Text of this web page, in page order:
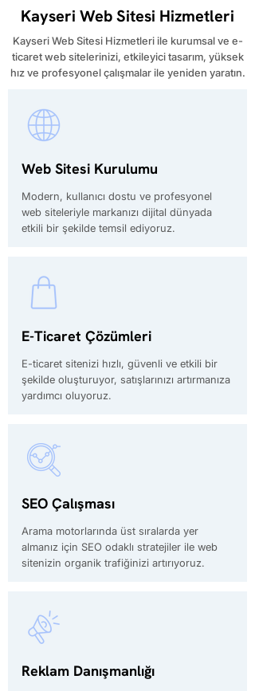
Kayseri Web Sitesi Hizmetleri
Kayseri Web Sitesi Hizmetleri ile kurumsal ve e-
ticaret web sitelerinizi, etkileyici tasarım, yüksek
hız ve profesyonel çalışmalar ile yeniden yaratın.
Web Sitesi Kurulumu
Modern, kullanıcı dostu ve profesyonel
web siteleriyle markanızı dijital dünyada
etkili bir şekilde temsil ediyoruz.
E-Ticaret Çözümleri
E-ticaret sitenizi hızlı, güvenli ve etkili bir
şekilde oluşturuyor, satışlarınızı artırmanıza
yardımcı oluyoruz.
SEO Çalışması
Arama motorlarında üst sıralarda yer
almanız için SEO odaklı stratejiler ile web
sitenizin organik trafiğinizi artırıyoruz.
Reklam Danışmanlığı